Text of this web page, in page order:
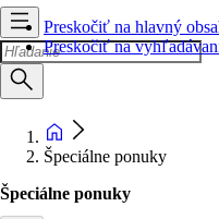
Preskočiť na hlavný
Preskočiť na
Špeciálne ponuky
Špeciálne ponuky